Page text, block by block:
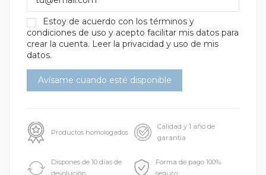
Estoy de acuerdo con los términos y
condiciones de uso y acepto facilitar mis datos para
crear la cuenta. Leer la privacidad y uso de mis
datos.
Productos homologados
Calidad y 1 año de
garantía
Dispones de 10 días de
Forma de pago 100%